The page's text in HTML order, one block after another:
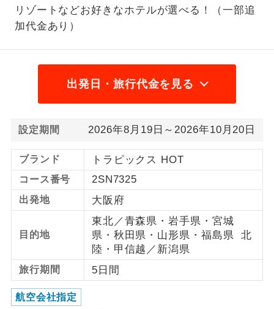
リゾートなどお好きなホテルが選べる！（一部追
加代金あり）
出発日・旅行代金を見る
設定期間 2026年8月19日～2026年10月20日
ブランド トラピックス HOT
コース番号 2SN7325
出発地 大阪府
目的地
東北／青森県・岩手県・宮城
県・秋田県・山形県・福島県 北
陸・甲信越／新潟県
旅行期間 5日間
航空会社指定
おひとり様参
加限定
おひとり様限定でご参加いただけるコー
ご夫婦限定
す。
年齢制限あり
ご参加にあたり年齢に制限があるコース
です。
利用航空会社が指定なので、ご出発の計
画にとても便利です。
ホテル指定
ご紹介するホテルを指定したコースで
す。
おひとり様バ
ス2席利用